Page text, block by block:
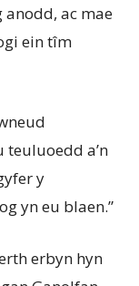
ac mae
ein tîm
teuluoedd a’n
y
yn eu blaen.”
erbyn hyn